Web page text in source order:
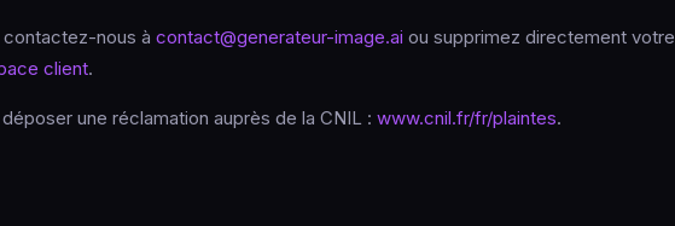
nous à contact@generateur-image.ai ou supprimez directement votre
client.
une réclamation auprès de la CNIL : www.cnil.fr/fr/plaintes.